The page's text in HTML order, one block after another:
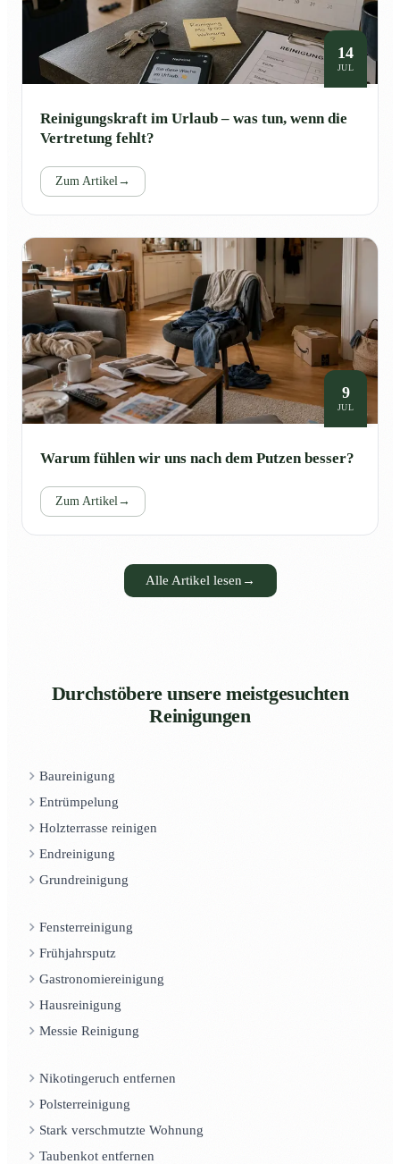
14
JUL
Reinigungskraft im Urlaub – was tun, wenn die
Vertretung fehlt?
Zum Artikel →
9
JUL
Warum fühlen wir uns nach dem Putzen besser?
Zum Artikel →
Alle Artikel lesen →
Durchstöbere unsere meistgesuchten
Reinigungen
Baureinigung
Entrümpelung
Holzterrasse reinigen
Endreinigung
Grundreinigung
Fensterreinigung
Frühjahrsputz
Gastronomiereinigung
Hausreinigung
Messie Reinigung
Nikotingeruch entfernen
Polsterreinigung
Stark verschmutzte Wohnung
Taubenkot entfernen